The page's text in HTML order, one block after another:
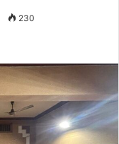
230